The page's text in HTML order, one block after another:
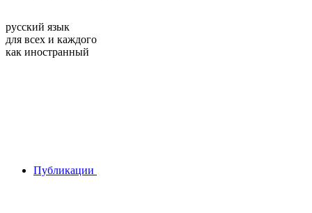
русский язык
для всех и каждого
как иностранный
Публикации